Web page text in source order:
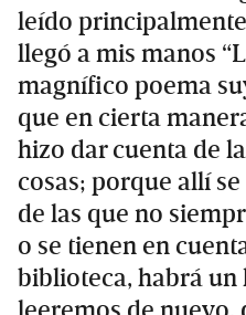
leído
llegó a mis manos
magnífico poema
que en cierta
hizo dar cuenta de
cosas; porque allí
de las que no
o se tienen en
biblioteca, habrá un